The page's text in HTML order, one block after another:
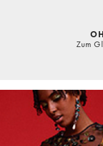
Zum